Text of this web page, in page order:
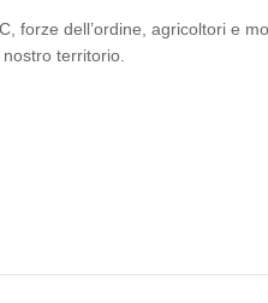
forze dell’ordine, agricoltori e
territorio.